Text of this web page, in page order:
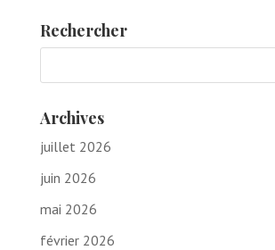
Rechercher
Archives
juillet 2026
juin 2026
mai 2026
février 2026